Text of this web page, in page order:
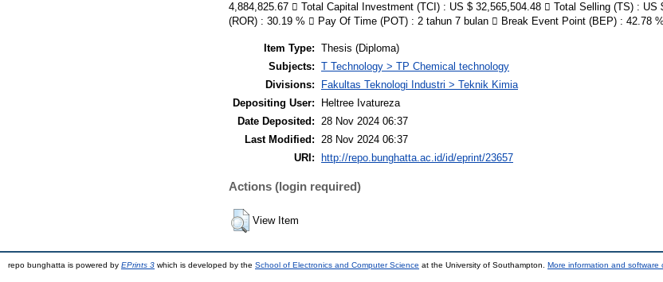
4,884,825.67  Total Capital Investment (TCI) : US $ 32,565,504.48  Total Selling (TS) : US
(ROR) : 30.19 %  Pay Of Time (POT) : 2 tahun 7 bulan  Break Event Point (BEP) : 42.78 %
Item Type: Thesis (Diploma)
Subjects: T Technology > TP Chemical technology
Divisions:
Fakultas Teknologi Industri > Teknik Kimia
Depositing User:
Heltree Ivatureza
Date Deposited:
28 Nov 2024 06:37
Last Modified:
28 Nov 2024 06:37
URI:
http://repo.bunghatta.ac.id/id/eprint/23657
Actions (login required)
View Item
repo bunghatta is powered by EPrints 3 which is developed by the School of Electronics and Computer Science at the University of Southampton. More information and software